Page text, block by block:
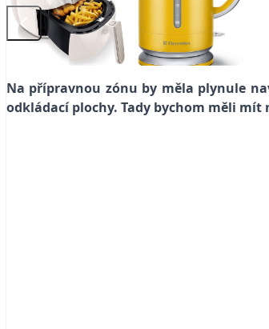
Na přípravnou zónu by měla plynule
odkládací plochy. Tady bychom měli mít